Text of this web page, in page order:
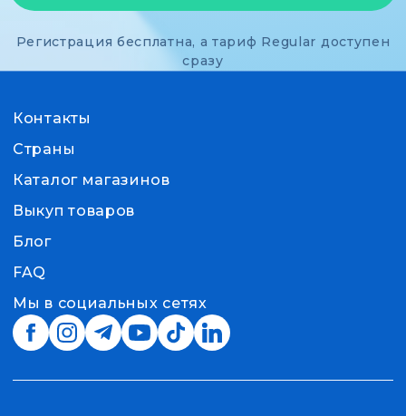
Регистрация бесплатна, а тариф Regular доступен
сразу
Контакты
Страны
Каталог магазинов
Выкуп товаров
Блог
FAQ
Мы в социальных сетях